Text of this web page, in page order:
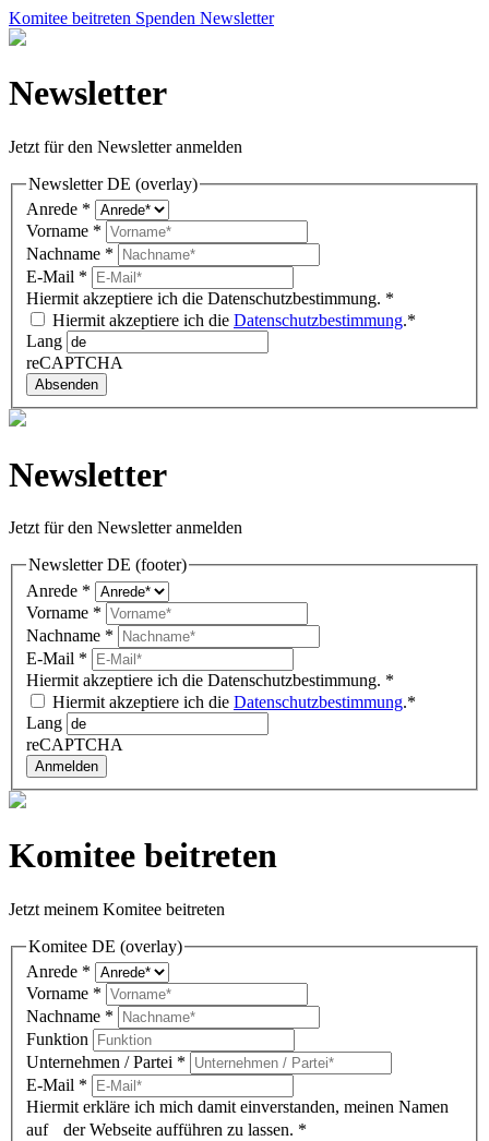
Komitee beitreten Spenden Newsletter
Newsletter
Jetzt für den Newsletter anmelden
Newsletter DE (overlay)
Anrede *
Vorname *
Nachname *
E-Mail *
Hiermit akzeptiere ich die Datenschutzbestimmung. *
Hiermit akzeptiere ich die Datenschutzbestimmung.*
Lang
reCAPTCHA
Absenden
Newsletter
Jetzt für den Newsletter anmelden
Newsletter DE (footer)
Anrede *
Vorname *
Nachname *
E-Mail *
Hiermit akzeptiere ich die Datenschutzbestimmung. *
Hiermit akzeptiere ich die Datenschutzbestimmung.*
Lang
reCAPTCHA
Anmelden
Komitee beitreten
Jetzt meinem Komitee beitreten
Komitee DE (overlay)
Anrede *
Vorname *
Nachname *
Funktion
Unternehmen / Partei *
E-Mail *
Hiermit erkläre ich mich damit einverstanden, meinen Namen
auf der Webseite aufführen zu lassen. *